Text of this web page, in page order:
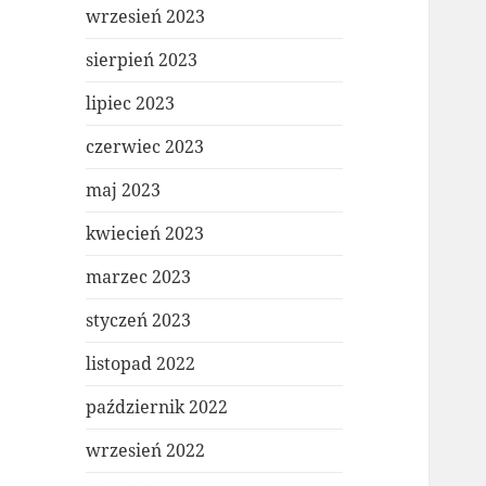
wrzesień 2023
sierpień 2023
lipiec 2023
czerwiec 2023
maj 2023
kwiecień 2023
marzec 2023
styczeń 2023
listopad 2022
październik 2022
wrzesień 2022